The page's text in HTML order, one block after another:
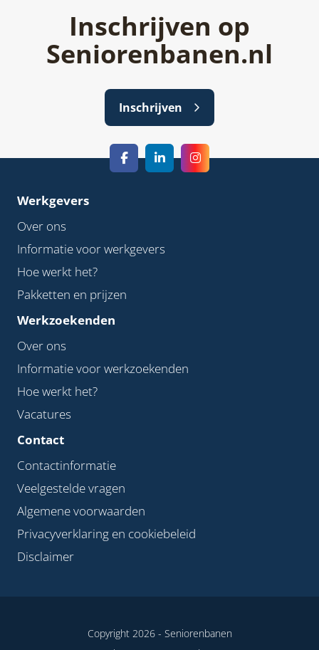
Inschrijven op
Seniorenbanen.nl
Inschrijven
Werkgevers
Over ons
Informatie voor werkgevers
Hoe werkt het?
Pakketten en prijzen
Werkzoekenden
Over ons
Informatie voor werkzoekenden
Hoe werkt het?
Vacatures
Contact
Contactinformatie
Veelgestelde vragen
Algemene voorwaarden
Privacyverklaring en cookiebeleid
Disclaimer
Copyright 2026 - Seniorenbanen